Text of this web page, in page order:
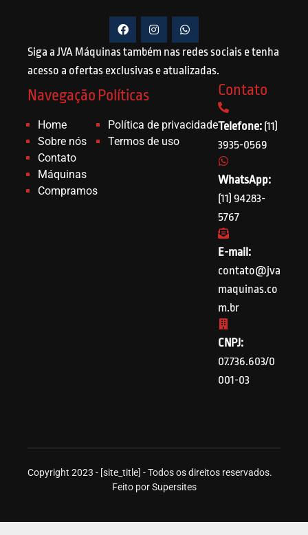
Siga a JVA Máquinas também nas redes sociais e tenha
acesso a ofertas exclusivas e atualizadas.
Navegação
Home
Sobre nós
Contato
Máquinas
Compramos
Políticas
Política de privacidade
Termos de uso
Contato
Telefone: (11)
3935-0569
WhatsApp:
(11) 94283-
5767
E-mail:
contato@jva
maquinas.co
m.br
CNPJ:
07.736.603/0
001-03
Copyright 2023 - [site_title] - Todos os direitos reservados.
Feito por Supersites